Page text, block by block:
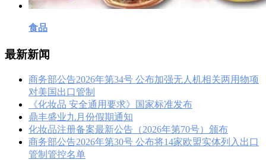
食品
最新新闻
商务部公告2026年第34号 公布加强无人机相关两用物项
对美国出口管制
《化妆品 安全通用要求》国家标准发布
鼎丰盛业九月份假期通知
化妆品注册备案最新公告（2026年第70号）颁布
商务部公告2026年第30号 公布将14家欧盟实体列入出口
管制管控名单